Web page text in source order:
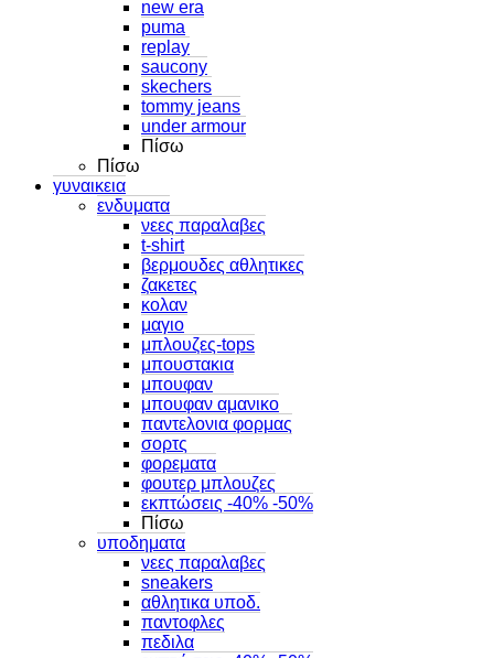
new era
puma
replay
saucony
skechers
tommy jeans
under armour
Πίσω
Πίσω
γυναικεια
ενδυματα
νεες παραλαβες
t-shirt
βερμουδες αθλητικες
ζακετες
κολαν
μαγιο
μπλουζες-tops
μπουστακια
μπουφαν
μπουφαν αμανικο
παντελονια φορμας
σορτς
φορεματα
φουτερ μπλουζες
εκπτώσεις -40% -50%
Πίσω
υποδηματα
νεες παραλαβες
sneakers
αθλητικα υποδ.
παντοφλες
πεδιλα